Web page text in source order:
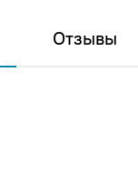
Отзывы